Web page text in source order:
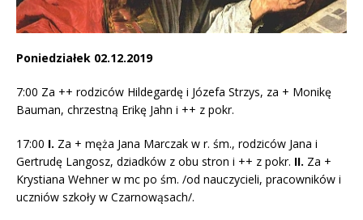
Poniedziałek 02.12.2019
7:00 Za ++ rodziców Hildegardę i Józefa Strzys, za + Monikę
Bauman, chrzestną Erikę Jahn i ++ z pokr.
17:00 I. Za + męża Jana Marczak w r. śm., rodziców Jana i
Gertrudę Langosz, dziadków z obu stron i ++ z pokr. II. Za +
Krystiana Wehner w mc po śm. /od nauczycieli, pracowników i
uczniów szkoły w Czarnowąsach/.